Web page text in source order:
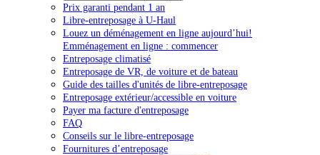
Prix garanti pendant 1 an
Libre-entreposage à U-Haul
Louez un déménagement en ligne aujourd’hui!
Emménagement en ligne : commencer
Entreposage climatisé
Entreposage de VR, de voiture et de bateau
Guide des tailles d'unités de libre-entreposage
Entreposage extérieur/accessible en voiture
Payer ma facture d'entreposage
FAQ
Conseils sur le libre-entreposage
Fournitures d’entreposage